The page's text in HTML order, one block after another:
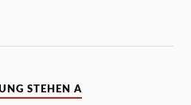
STEHEN A